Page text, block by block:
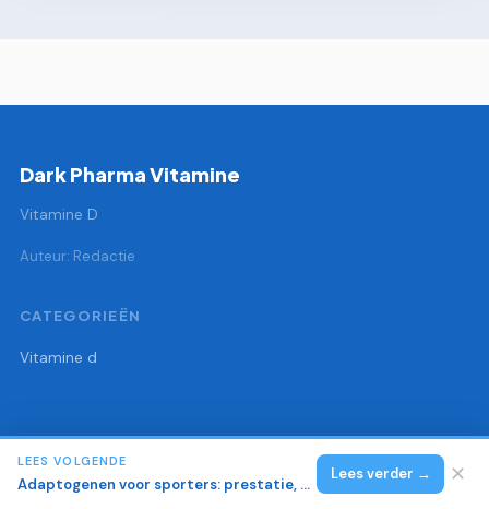
Dark Pharma Vitamine
Vitamine D
Auteur: Redactie
CATEGORIEËN
Vitamine d
© 2026 Dark Pharma Vitamine Alle rechten voorbehouden.
LEES VOLGENDE
Adaptogenen voor sporters: prestatie, herstel en cortisol regulatie
Lees verder → ✕